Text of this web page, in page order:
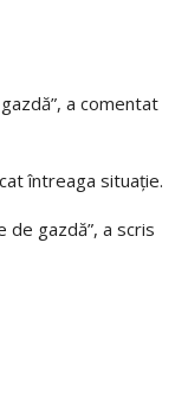
a comentat
întreaga situație.
de gazdă”, a scris